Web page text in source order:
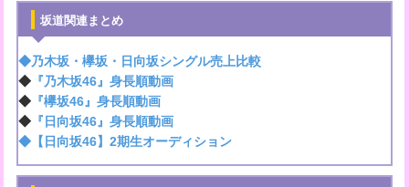
坂道関連まとめ
◆乃木坂・欅坂・日向坂シングル売上比較
◆『乃木坂46』身長順動画
◆『欅坂46』身長順動画
◆『日向坂46』身長順動画
◆【日向坂46】2期生オーディション